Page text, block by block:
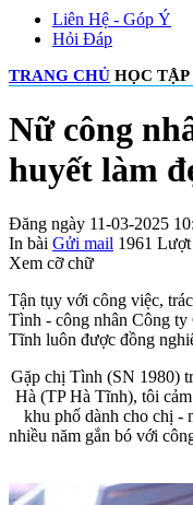
Liên Hệ - Góp Ý
Hỏi Đáp
TRANG CHỦ HỌC
Nữ công
huyết làm
Đăng ngày 11-03-2025
In bài Gửi mail 1961 Lượt
Xem cỡ chữ
Tận tụy với công việc,
Tình - công nhân Công
Tĩnh luôn được đồng
Gặp chị Tình (SN 1980)
Hà (TP Hà Tĩnh), tôi
khu phố dành cho chị -
nhiều năm gắn bó với